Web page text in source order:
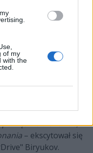
of my
with the
bowiem wyrazić
się na Majora w
Te mogą
Abaya
zaledwie pięć
Tulepova. –To tylko
HObbita i
i Perfecto, to
porządnie trenować,
– ekscytował się
Biryukov.